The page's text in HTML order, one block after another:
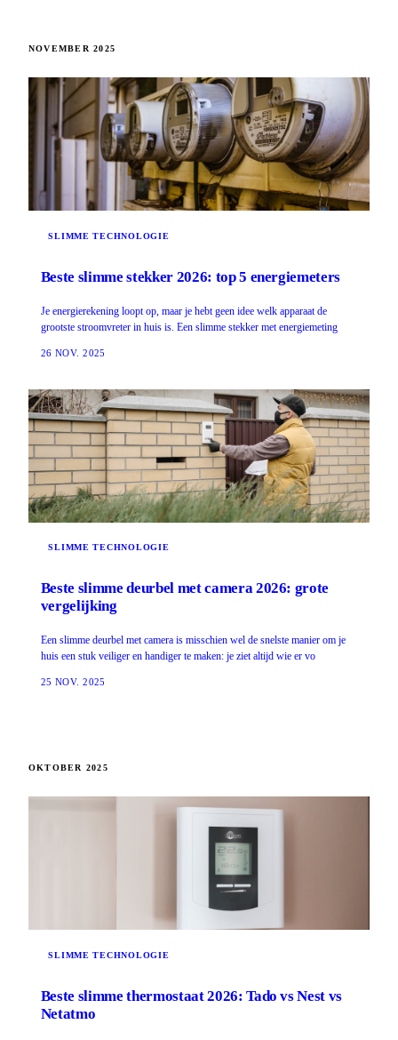
NOVEMBER 2025
SLIMME TECHNOLOGIE
Beste slimme stekker 2026: top 5 energiemeters
Je energierekening loopt op, maar je hebt geen idee welk apparaat de
grootste stroomvreter in huis is. Een slimme stekker met energiemeting
26 NOV. 2025
SLIMME TECHNOLOGIE
Beste slimme deurbel met camera 2026: grote
vergelijking
Een slimme deurbel met camera is misschien wel de snelste manier om je
huis een stuk veiliger en handiger te maken: je ziet altijd wie er vo
25 NOV. 2025
OKTOBER 2025
SLIMME TECHNOLOGIE
Beste slimme thermostaat 2026: Tado vs Nest vs
Netatmo